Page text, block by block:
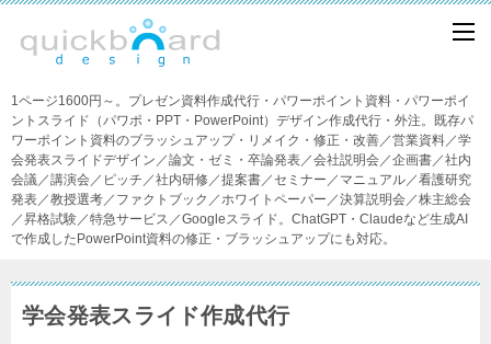
1ページ1600円～。プレゼン資料作成代行・パワーポイント資料・パワーポイ
ントスライド（パワポ・PPT・PowerPoint）デザイン作成代行・外注。既存パ
ワーポイント資料のブラッシュアップ・リメイク・修正・改善／営業資料／学
会発表スライドデザイン／論文・ゼミ・卒論発表／会社説明会／企画書／社内
会議／講演会／ピッチ／社内研修／提案書／セミナー／マニュアル／看護研究
発表／教授選考／ファクトブック／ホワイトペーパー／決算説明会／株主総会
／昇格試験／特急サービス／Googleスライド。ChatGPT・Claudeなど生成AI
で作成したPowerPoint資料の修正・ブラッシュアップにも対応。
学会発表スライド作成代行